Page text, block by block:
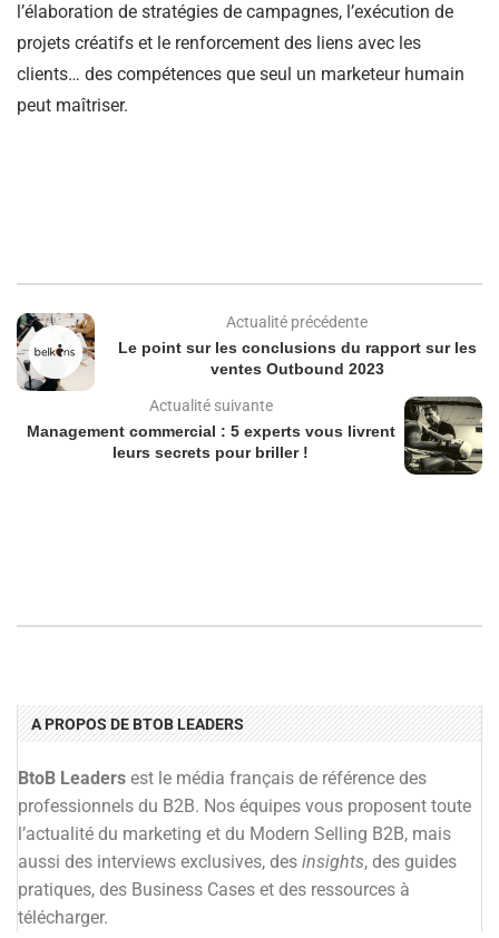
l’élaboration de stratégies de campagnes, l’exécution de
projets créatifs et le renforcement des liens avec les
clients… des compétences que seul un marketeur humain
peut maîtriser.
Actualité précédente
Le point sur les conclusions du rapport sur les
ventes Outbound 2023
Actualité suivante
Management commercial : 5 experts vous livrent
leurs secrets pour briller !
A PROPOS DE BTOB LEADERS
BtoB Leaders est le média français de référence des
professionnels du B2B. Nos équipes vous proposent toute
l’actualité du marketing et du Modern Selling B2B, mais
aussi des interviews exclusives, des insights, des guides
pratiques, des Business Cases et des ressources à
télécharger.